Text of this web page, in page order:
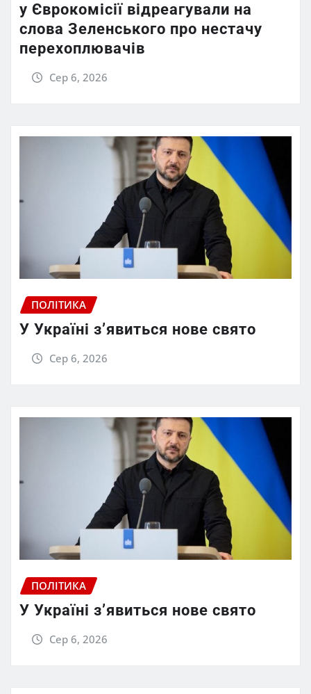
у Єврокомісії відреагували на
слова Зеленського про нестачу
перехоплювачів
Сер 6, 2026
ПОЛІТИКА
У Україні з’явиться нове свято
Сер 6, 2026
ПОЛІТИКА
У Україні з’явиться нове свято
Сер 6, 2026